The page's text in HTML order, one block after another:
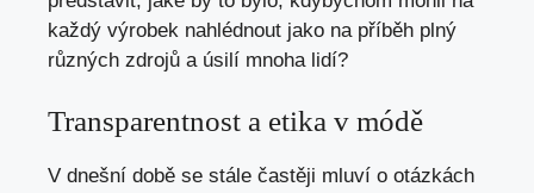
každý výrobek nahlédnout jako na příběh plný
různých zdrojů a úsilí mnoha lidí?
Transparentnost a etika v módě
V dnešní době se stále častěji mluví o otázkách